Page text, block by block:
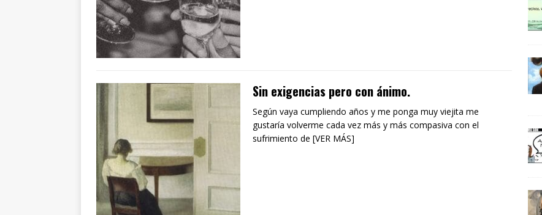
Sin exigencias pero con ánimo.
Según vaya cumpliendo años y me ponga muy viejita me
gustaría volverme cada vez más y más compasiva con el
sufrimiento de [VER MÁS]